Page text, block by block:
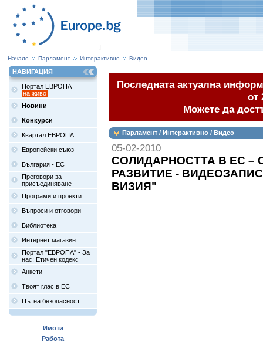
Начало Парламент Интерактивно Видео
НАВИГАЦИЯ
Портал ЕВРОПА
на живо
Новини
Конкурси
Квартал ЕВРОПА
Европейски съюз
България - ЕС
Преговори за
присъединяване
Програми и проекти
Въпроси и отговори
Библиотека
Интернет магазин
Портал "ЕВРОПА" - За
нас; Етичен кодекс
Анкети
Твоят глас в ЕС
Пътна безопасност
Имоти
Работа
Последната актуална
от
Можете да
Парламент / Интерактивно / Видео
05-02-2010
СОЛИДАРНОСТТА В ЕС –
РАЗВИТИЕ -
ВИЗИЯ"